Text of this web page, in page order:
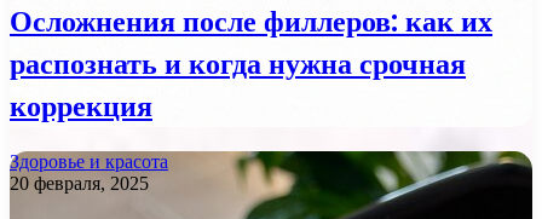
Осложнения после филлеров: как их
распознать и когда нужна срочная
коррекция
Здоровье и красота
20 февраля, 2025